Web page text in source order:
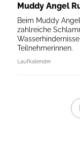
Muddy Angel
Beim Muddy
zahlreiche
Teilnehmerinnen.
Laufkalender